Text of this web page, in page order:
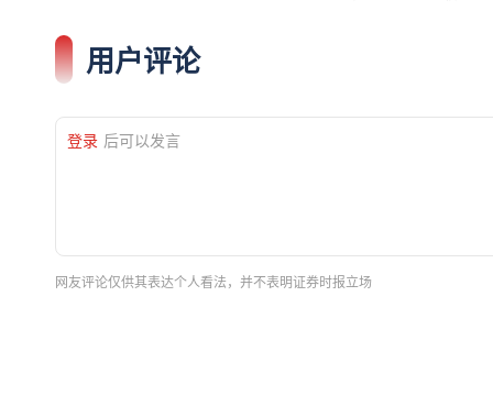
用户评论
登录 后可以发言
网友评论仅供其表达个人看法，并不表明证券时报立场